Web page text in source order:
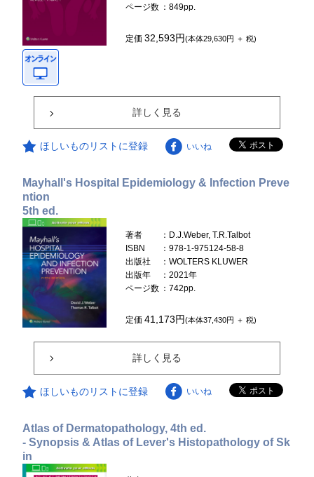
ページ数 ：849pp.
定価32,593円(本体29,630円 ＋ 税)
詳しく見る
ほしいものリストに登録 いいね
Mayhall's Hospital Epidemiology & Infection Preve
ntion
5th ed.
著者
：D.J.Weber, T.R.Talbot
ISBN
：978-1-975124-58-8
出版社
：WOLTERS KLUWER
出版年
：2021年
ページ数 ：742pp.
定価41,173円(本体37,430円 ＋ 税)
詳しく見る
ほしいものリストに登録 いいね
Atlas of Dermatopathology, 4th ed.
- Synopsis & Atlas of Lever's Histopathology of Sk
in